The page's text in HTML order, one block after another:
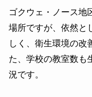
ゴクウェ・ノース地
場所ですが、依然と
しく、衛生環境の改
た、学校の教室数も
況です。